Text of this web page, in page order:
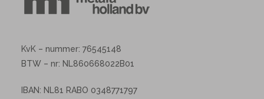
KvK – nummer: 76545148
BTW – nr: NL860668022B01
IBAN: NL81 RABO 0348771797